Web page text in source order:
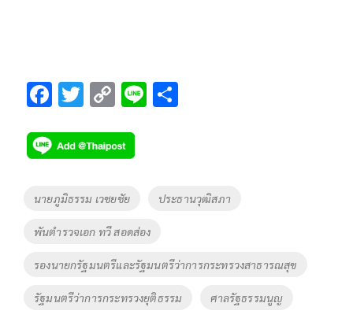
F
e
b
o
o
k
T
tt
er
C
p
y
Li
k
Li
Tags
นายภูมิธรรม เวชยชัย ประธานวุฒิสภา
พันตำรวจเอก ทวี สอดส่อง
รองนายกรัฐมนตรีและรัฐมนตรีว่าการกระทรวงสาธารณสุข
รัฐมนตรีว่าการกระทรวงยุติธรรม ศาลรัฐธรรมนูญ